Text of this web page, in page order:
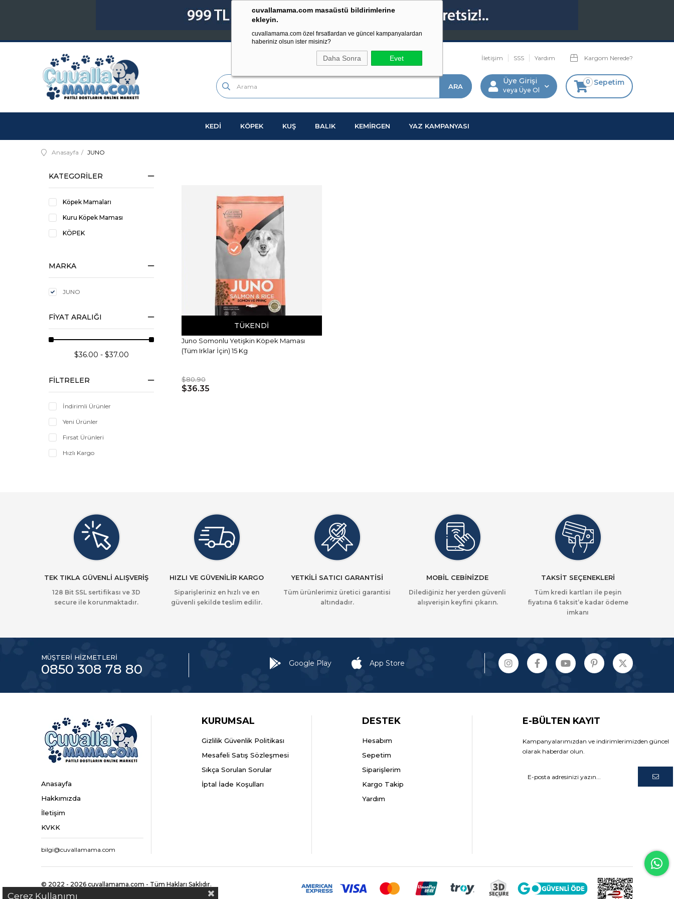
cuvallamama.com masaüstü bildirimlerine
ekleyin.
cuvallamama.com özel fırsatlardan ve güncel kampanyalardan
haberiniz olsun ister misiniz?
Daha Sonra Evet İletişim SSS Yardım Kargom Nerede?
Sepetim
0
Üye Girişi
Üye Ol
KEDİ KÖPEK KUŞ BALIK KEMİRGEN YAZ KAMPANYASI
Anasayfa JUNO
KATEGORILER
Köpek Mamaları
Kuru Köpek Maması
KÖPEK
MARKA
JUNO
FIYAT ARALIĞI
$36.00 - $37.00
FILTRELER
İndirimli Ürünler
Yeni Ürünler
Fırsat Ürünleri
Hızlı Kargo
TÜKENDI
Juno Somonlu Yetişkin Köpek Maması
(Tüm Irklar İçin) 15 Kg
$80.90
$36.35
TEK TIKLA GÜVENLİ ALIŞVERİŞ
128 Bit SSL sertifikası ve 3D
secure ile korunmaktadır.
HIZLI VE GÜVENİLİR KARGO
Siparişleriniz en hızlı ve en
güvenli şekilde teslim edilir.
YETKİLİ SATICI GARANTİSİ
Tüm ürünlerimiz üretici garantisi
altındadır.
MOBİL CEBİNİZDE
Dilediğiniz her yerden güvenli
alışverişin keyfini çıkarın.
TAKSİT SEÇENEKLERİ
Tüm kredi kartları ile peşin
fiyatına 6 taksit’e kadar ödeme
imkanı
MÜŞTERİ HİZMETLERİ
0850 308 78 80 Google Play App Store
Anasayfa
Hakkımızda
İletişim
KVKK
bilgi@cuvallamama.com
KURUMSAL
Gizlilik Güvenlik Politikası
Mesafeli Satış Sözleşmesi
Sıkça Sorulan Sorular
İptal İade Koşulları
DESTEK
Hesabım
Sepetim
Siparişlerim
Kargo Takip
Yardım
E-BÜLTEN KAYIT
Kampanyalarımızdan ve indirimlerimizden güncel
olarak haberdar olun.
© 2022 - 2026 cuvallamama.com - Tüm Hakları Saklıdır.
Çerez Kullanımı